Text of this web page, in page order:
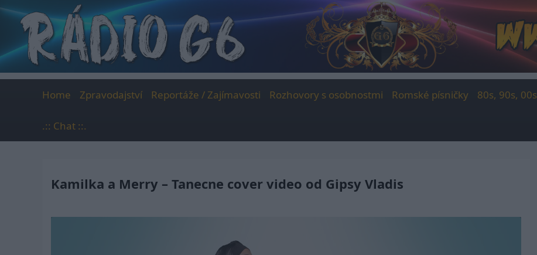
content
Home Zpravodajství Reportáže / Zajímavosti Rozhovory s osobnostmi Romské písničky 80s, 90s, 00s
.:: Chat ::.
Kamilka a Merry – Tanecne cover video od Gipsy Vladis